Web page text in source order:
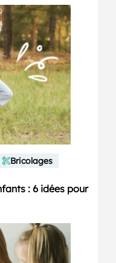
Bricolages
: 6 idées pour